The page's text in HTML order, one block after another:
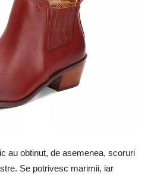
au obtinut, de asemenea, scoruri
Se potrivesc marimii, iar